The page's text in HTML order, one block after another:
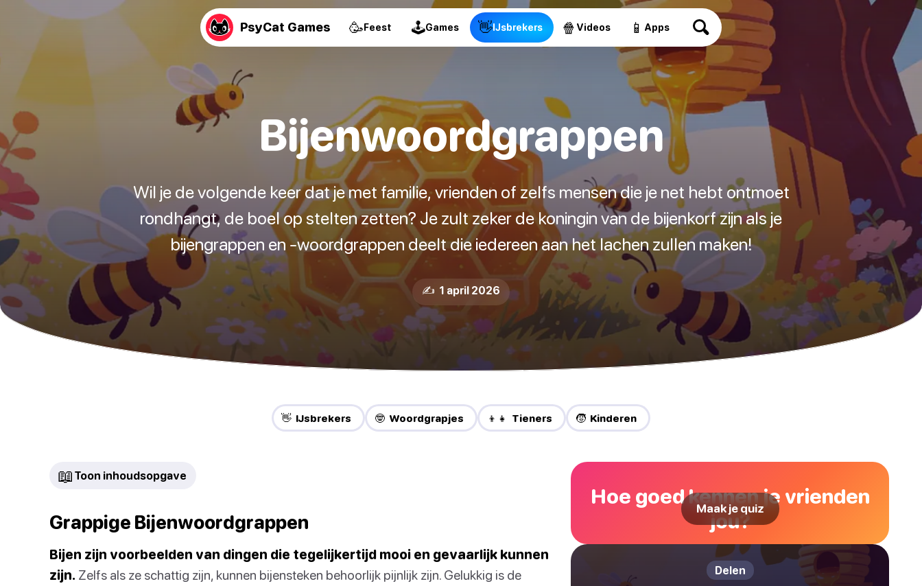
PsyCat Games 🥳Feest 🕹Games 👋IJsbrekers 🍿 Videos 📱 Apps
Bijenwoordgrappen
Wil je de volgende keer dat je met familie, vrienden of zelfs mensen die je net hebt ontmoet
rondhangt, de boel op stelten zetten? Je zult zeker de koningin van de bijenkorf zijn als je
bijengrappen en -woordgrappen deelt die iedereen aan het lachen zullen maken!
✍️ 1 april 2026
👋 IJsbrekers 🤓 Woordgrapjes 👦👧 Tieners 🧒 Kinderen
📖 Toon inhoudsopgave
Grappige Bijenwoordgrappen
Bijen zijn voorbeelden van dingen die tegelijkertijd mooi en gevaarlijk kunnen
zijn. Zelfs als ze schattig zijn, kunnen bijensteken behoorlijk pijnlijk zijn. Gelukkig is de
Hoe goed kennen je vrienden
jou?
Maak je quiz
Delen